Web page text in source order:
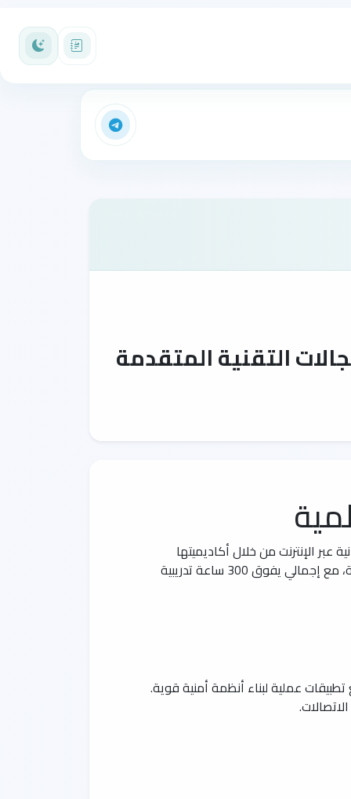
التقنية المتقدمة
عبر الإنترنت من خلال أكاديميتها
الافتراضية. هذه البرامج مصممة خصيصاً لتعزيز المهارات الرقمية لدى المتعلمين في مختلف المجالات التقنية الحيوية، مع إجمالي يفوق 300 ساعة تدريبية